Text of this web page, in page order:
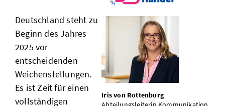
Deutschland steht zu
Beginn des Jahres
2025 vor
entscheidenden
Weichenstellungen.
Es ist Zeit für einen
vollständigen
Iris von Rottenburg